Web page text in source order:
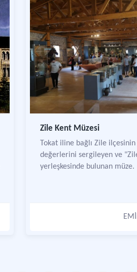
Zile Kent Müzesi
Tokat iline bağlı Zile
değerlerini sergileyen ve
yerleşkesinde bulunan müze.